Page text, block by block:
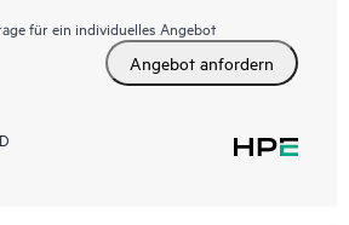
für ein individuelles Angebot
Angebot anfordern